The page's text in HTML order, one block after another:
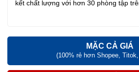
kết chất lượng với hơn 30 phòng tập
MẶC CẢ GIÁ
(100% rẻ hơn Shopee,